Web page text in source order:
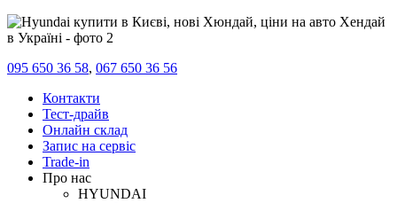
095 650 36 58, 067 650 36 56
Контакти
Тест-драйв
Онлайн склад
Запис на сервіс
Trade-in
Про нас
HYUNDAI